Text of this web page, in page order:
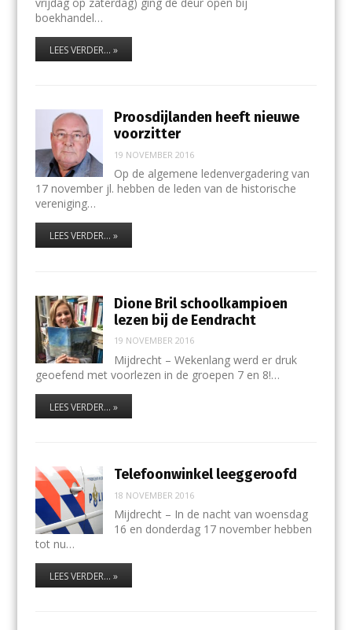
boekhandel…
LEES VERDER... »
Proosdijlanden heeft nieuwe
voorzitter
19 NOVEMBER 2016
Op de algemene ledenvergadering van
17 november jl. hebben de leden van de historische
vereniging…
LEES VERDER... »
Dione Bril schoolkampioen
lezen bij de Eendracht
19 NOVEMBER 2016
Mijdrecht – Wekenlang werd er druk
geoefend met voorlezen in de groepen 7 en 8!…
LEES VERDER... »
Telefoonwinkel leeggeroofd
18 NOVEMBER 2016
Mijdrecht – In de nacht van woensdag
16 en donderdag 17 november hebben
tot nu…
LEES VERDER... »